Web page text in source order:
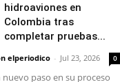
hidroaviones en
Colombia tras
completar pruebas...
elperiodico - Jul 23, 2026 0
paso en su proceso